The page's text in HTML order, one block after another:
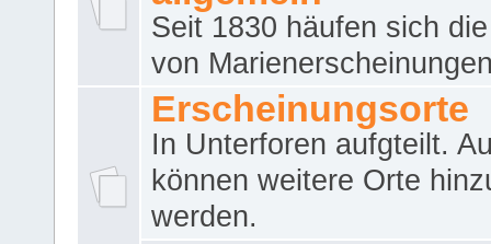
Seit 1830 häufen sich
von
Erscheinungsorte
In Unterforen aufgteilt.
können weitere Orte
werden.